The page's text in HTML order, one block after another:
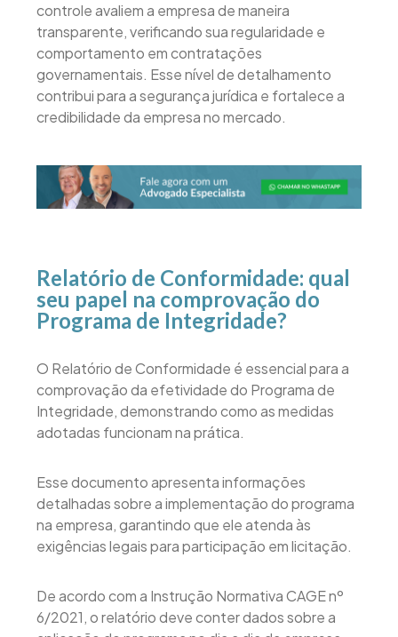
controle avaliem a empresa de maneira
transparente, verificando sua regularidade e
comportamento em contratações
governamentais. Esse nível de detalhamento
contribui para a segurança jurídica e fortalece a
credibilidade da empresa no mercado.
Relatório de Conformidade: qual
seu papel na comprovação do
Programa de Integridade?
O Relatório de Conformidade é essencial para a
comprovação da efetividade do Programa de
Integridade, demonstrando como as medidas
adotadas funcionam na prática.
Esse documento apresenta informações
detalhadas sobre a implementação do programa
na empresa, garantindo que ele atenda às
exigências legais para participação em licitação.
De acordo com a Instrução Normativa CAGE nº
6/2021, o relatório deve conter dados sobre a